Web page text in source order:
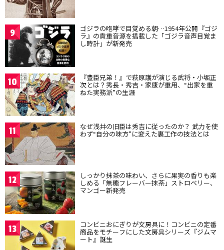
9 ゴジラの咆哮で目覚める朝…1954年公開『ゴジ
ラ』の貴重音源を搭載した「ゴジラ音声目覚ま
し時計」が新発売
10 『豊臣兄弟！』で萩原護が演じる武将・小堀正
次とは？秀長・秀吉・家康が重用、“出家を重
ねた実務派”の生涯
11 なぜ浅井の旧臣は秀吉に従ったのか？ 武力を使
わず“自分の味方”に変えた裏工作の技法とは
12 しっかり抹茶の味わい、さらに果実の香りも楽
しめる「無糖フレーバー抹茶」ストロベリー、
マンゴー新発売
13 コンビニおにぎりが文房具に！コンビニの定番
商品をモチーフにした文房具シリーズ『ジムマ
ート』誕生